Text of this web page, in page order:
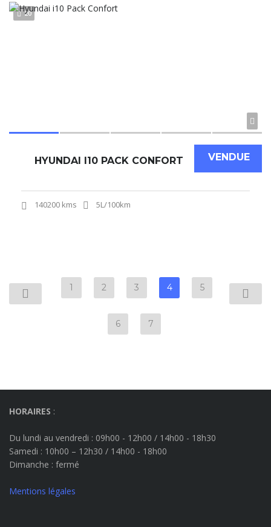
20
VENDUE
HYUNDAI I10 PACK CONFORT
140200 kms 5L/100km
1 2 3 4 5
6 7
HORAIRES :
Du lundi au vendredi : 09h00 - 12h00 / 14h00 - 18h30
Samedi : 10h00 – 12h30 / 14h00 - 18h00
Dimanche : fermé
Mentions légales